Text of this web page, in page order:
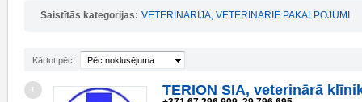
Saistītās kategorijas: VETERINĀRIJA, VETERINĀRIE PAKALPOJUMI
Kārtot pēc: Pēc noklusējuma
1 TERION SIA, veterinārā